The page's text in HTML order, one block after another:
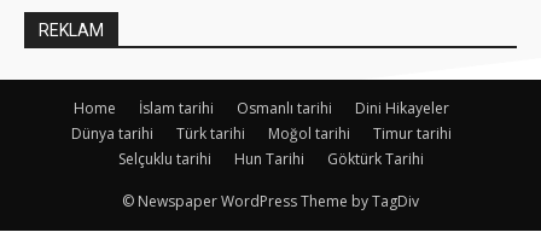
REKLAM
Home İslam tarihi Osmanlı tarihi
Dini Hikayeler
Dünya tarihi
Türk tarihi Moğol tarihi
Timur tarihi
Selçuklu tarihi
Hun Tarihi Göktürk Tarihi
© Newspaper WordPress Theme by TagDiv